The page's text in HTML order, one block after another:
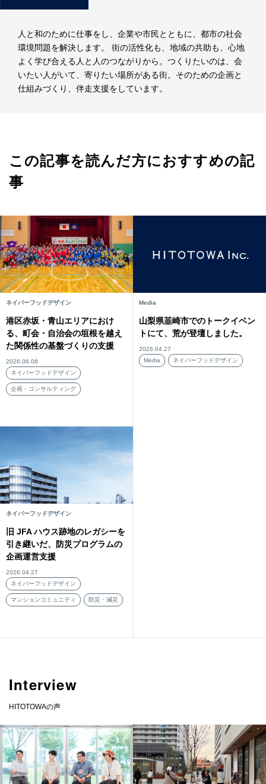
人と和のために仕事をし、企業や市民とともに、都市の社会
環境問題を解決します。 街の活性化も、地域の共助も、心地
よく学び合える人と人のつながりから。つくりたいのは、会
いたい人がいて、寄りたい場所がある街。そのための企画と
仕組みづくり、伴走支援をしています。
この記事を読んだ方におすすめの記
事
ネイバーフッドデザイン
港区赤坂・青山エリアにおけ
る、町会・自治会の垣根を越え
た関係性の基盤づくりの支援
2026.06.08
ネイバーフッドデザイン
企画・コンサルティング
Media
山梨県韮崎市でのトークイベン
トにて、荒が登壇しました。
2026.04.27
Media
ネイバーフッドデザイン
ネイバーフッドデザイン
旧 JFA ハウス跡地のレガシーを
引き継いだ、防災プログラムの
企画運営支援
2026.04.27
ネイバーフッドデザイン
マンションコミュニティ 防災・減災
Interview
HITOTOWAの声